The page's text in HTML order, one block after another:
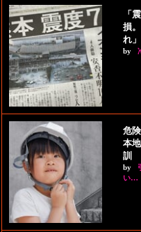
「
損
れ
by
危
本
訓
by
い…